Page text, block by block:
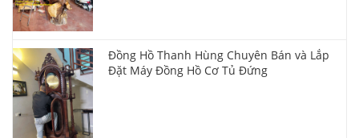
Đồng Hồ Thanh Hùng Chuyên Bán và Lắp
Đặt Máy Đồng Hồ Cơ Tủ Đứng